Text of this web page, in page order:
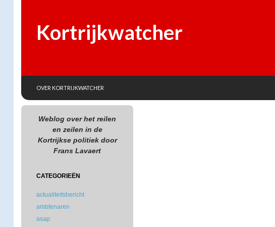
Kortrijkwatcher
OVER KORTRIJKWATCHER
Weblog over het reilen
en zeilen in de
Kortrijkse politiek door
Frans Lavaert
CATEGORIEËN
actualiteitsbericht
ambtenaren
asap